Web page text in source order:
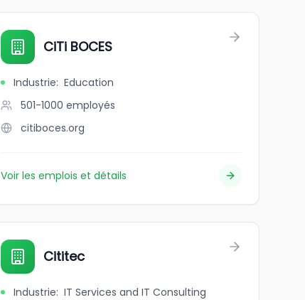
CiTi BOCES
Industrie: Education
501-1000 employés
citiboces.org
Voir les emplois et détails
Cititec
Industrie: IT Services and IT Consulting